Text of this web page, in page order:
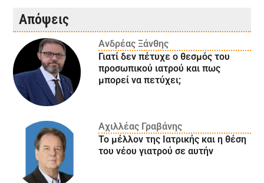
Απόψεις
Ανδρέας Ξάνθης
Γιατί δεν πέτυχε ο θεσμός του
προσωπικού ιατρού και πως
μπορεί να πετύχει;
Αχιλλέας Γραβάνης
Το μέλλον της Ιατρικής και η θέση
του νέου γιατρού σε αυτήν